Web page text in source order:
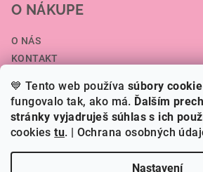
💙 Tento web používa súbory cookie
fungovalo tak, ako má. Ďalším
stránky vyjadruješ súhlas s ich
cookiestu. | Ochrana osobných
Nastavení
O NÁKUPE
O NÁS
KONTAKT
ČLÁNKY
HERI.SK . Všechna